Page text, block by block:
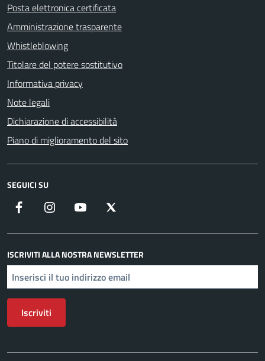
Posta elettronica certificata
Amministrazione trasparente
Whistleblowing
Titolare del potere sostitutivo
Informativa privacy
Note legali
Dichiarazione di accessibilità
Piano di miglioramento del sito
SEGUICI SU
Facebook Instagram YouTube
ISCRIVITI ALLA NOSTRA NEWSLETTER